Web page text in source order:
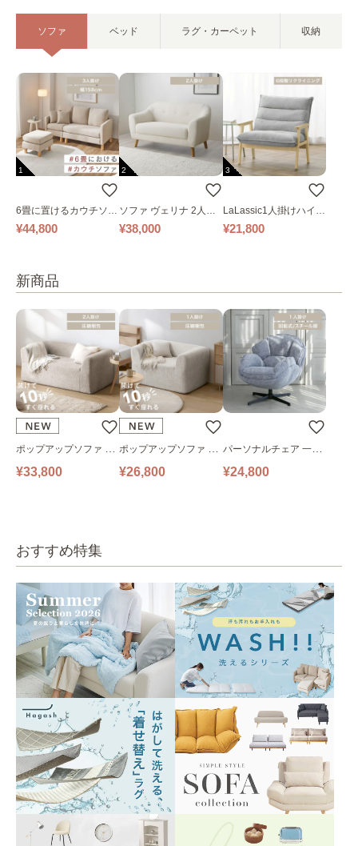
ソファ ベッド ラグ・カーペット 収納
1
6畳に置けるカウチソフ
ァ｜ベージュ
¥44,800
2
ソファ ヴェリナ 2人掛
け
¥38,000
3
LaLassic1人掛けハイバ
ックソファ ワイド
¥21,800
新商品
ポップアップソファ ソ
ファ フロアソファ 幅14
¥33,800
ポップアップソファ ソ
ファ フロアソファ 幅10
¥26,800
パーソナルチェア 一人
掛けソファ O’HANA ソ
¥24,800
おすすめ特集